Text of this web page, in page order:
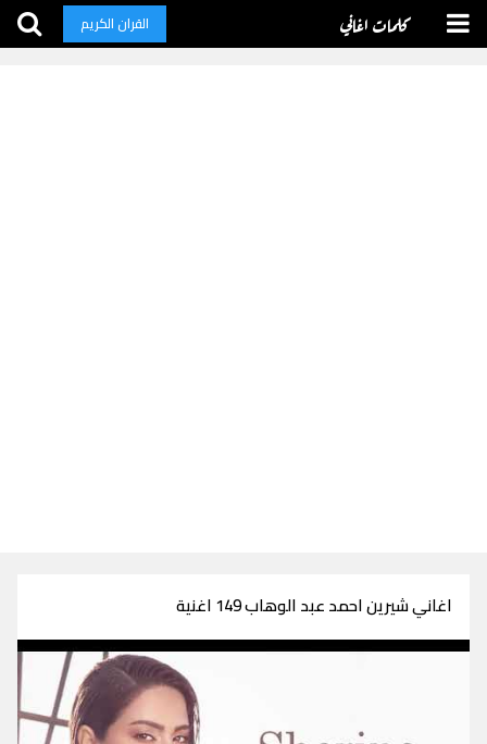
كلمات اغاني القران الكريم
اغاني شيرين احمد عبد الوهاب 149 اغنية